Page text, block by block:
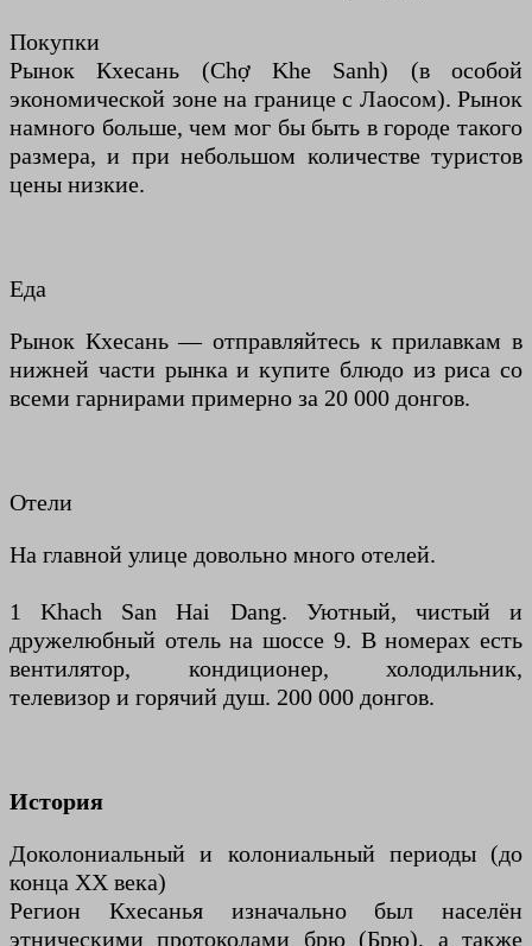
Покупки
Рынок Кхесань (Chợ Khe Sanh) (в особой
экономической зоне на границе с Лаосом). Рынок
намного больше, чем мог бы быть в городе такого
размера, и при небольшом количестве туристов
цены низкие.
Еда
Рынок Кхесань — отправляйтесь к прилавкам в
нижней части рынка и купите блюдо из риса со
всеми гарнирами примерно за 20 000 донгов.
Отели
На главной улице довольно много отелей.
1 Khach San Hai Dang. Уютный, чистый и
дружелюбный отель на шоссе 9. В номерах есть
вентилятор, кондиционер, холодильник,
телевизор и горячий душ. 200 000 донгов.
История
Доколониальный и колониальный периоды (до
конца XX века)
Регион Кхесанья изначально был населён
этническими протоколами брю (Брю), а также